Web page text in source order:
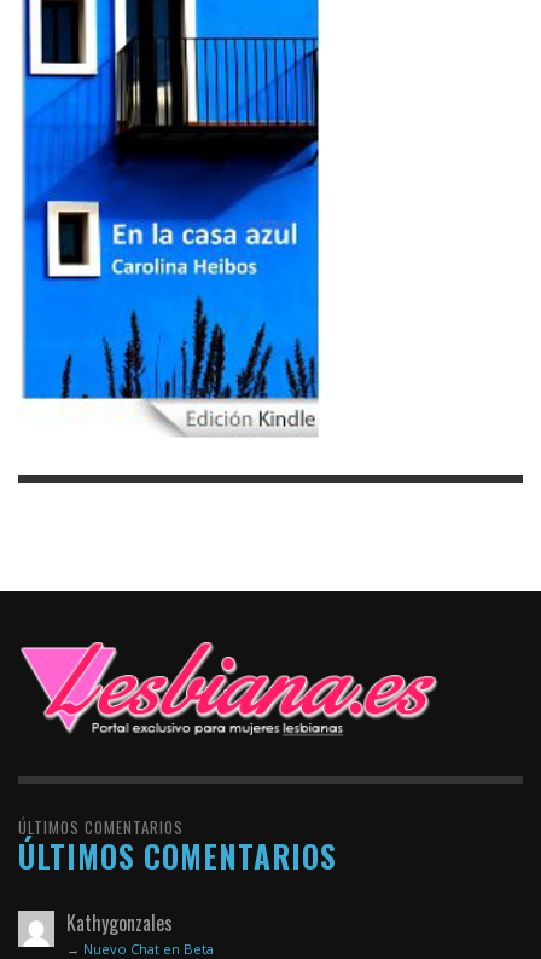
ÚLTIMOS COMENTARIOS
ÚLTIMOS COMENTARIOS
Kathygonzales
→ Nuevo Chat en Beta